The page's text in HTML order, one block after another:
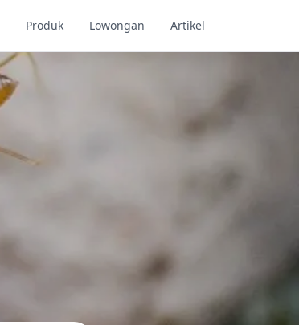
Produk Lowongan Artikel